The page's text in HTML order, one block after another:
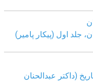
جلد اول (پیکار پامیر)
(داکتر عبدالحنان